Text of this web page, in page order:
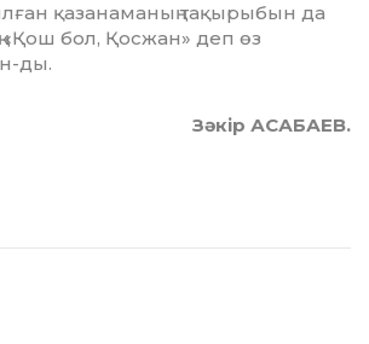
қазанаманың та­қырыбын да
«Қош бол, Қосжан» деп өз
ды.
Зәкір АСАБАЕВ.